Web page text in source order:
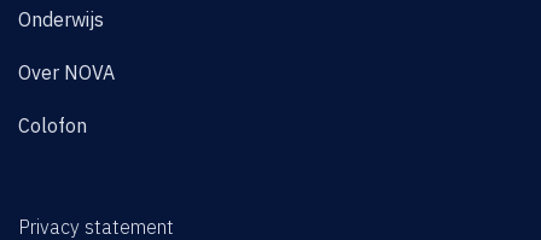
Onderwijs
Over NOVA
Colofon
Privacy statement